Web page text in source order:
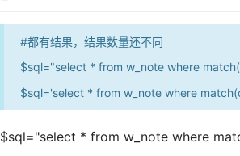
#都有结果，结果数量还不同
​$sql="select * from w_note where
$sql='select * from w_note where
$sql="select * from w_note where